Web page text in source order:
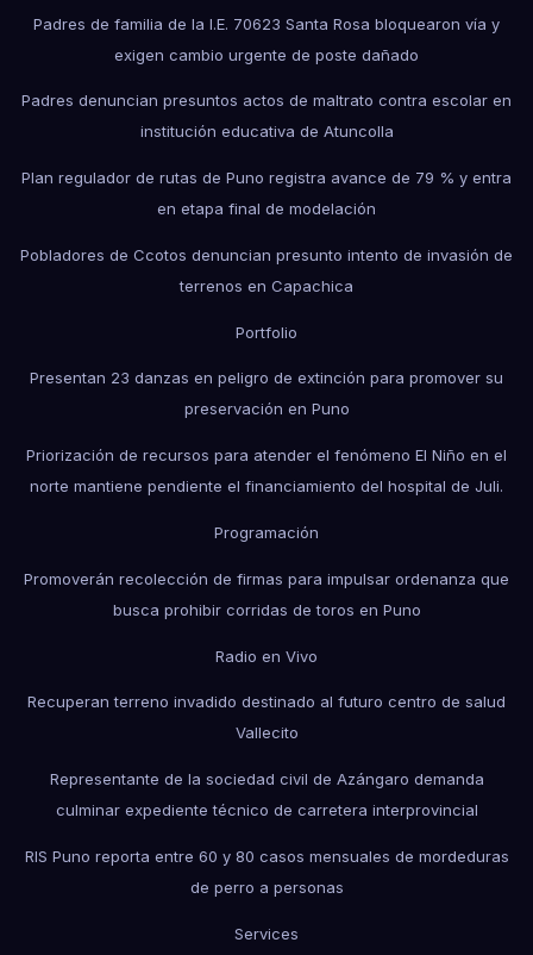
Padres de familia de la I.E. 70623 Santa Rosa bloquearon vía y
exigen cambio urgente de poste dañado
Padres denuncian presuntos actos de maltrato contra escolar en
institución educativa de Atuncolla
Plan regulador de rutas de Puno registra avance de 79 % y entra
en etapa final de modelación
Pobladores de Ccotos denuncian presunto intento de invasión de
terrenos en Capachica
Portfolio
Presentan 23 danzas en peligro de extinción para promover su
preservación en Puno
Priorización de recursos para atender el fenómeno El Niño en el
norte mantiene pendiente el financiamiento del hospital de Juli.
Programación
Promoverán recolección de firmas para impulsar ordenanza que
busca prohibir corridas de toros en Puno
Radio en Vivo
Recuperan terreno invadido destinado al futuro centro de salud
Vallecito
Representante de la sociedad civil de Azángaro demanda
culminar expediente técnico de carretera interprovincial
RIS Puno reporta entre 60 y 80 casos mensuales de mordeduras
de perro a personas
Services